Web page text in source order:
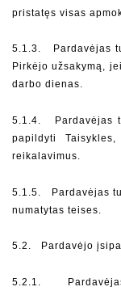
pristatęs visas
5.1.3.
Pardavėjas
Pirkėjo užsakymą,
darbo dienas.
5.1.4.
Pardavėjas
papildyti
reikalavimus.
5.1.5.
Pardavėjas
numatytas teises.
5.2.   Pardavėjo
5.2.1.